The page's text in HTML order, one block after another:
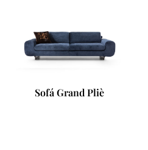
Sofá Modular